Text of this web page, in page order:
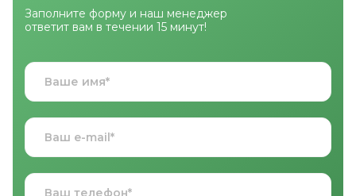
Заполните форму и наш менеджер
ответит вам в течении 15 минут!